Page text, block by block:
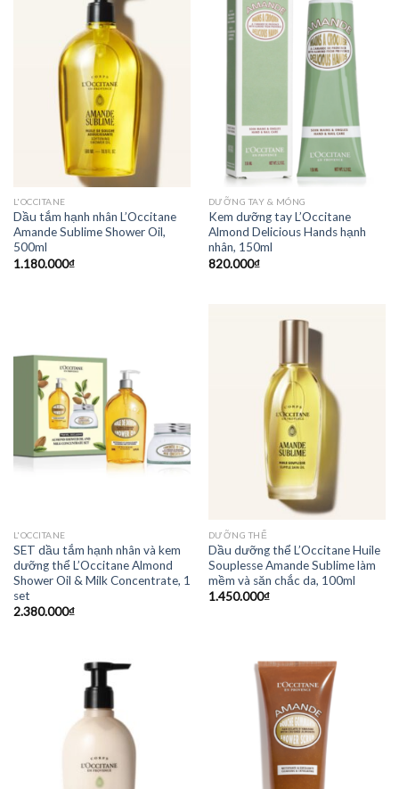
L'OCCITANE
Dầu tắm hạnh nhân L’Occitane
Amande Sublime Shower Oil,
500ml
1.180.000₫
DƯỠNG TAY & MÓNG
Kem dưỡng tay L’Occitane
Almond Delicious Hands hạnh
nhân, 150ml
820.000₫
L'OCCITANE
SET dầu tắm hạnh nhân và kem
dưỡng thể L’Occitane Almond
Shower Oil & Milk Concentrate, 1
set
2.380.000₫
DƯỠNG THỂ
Dầu dưỡng thể L’Occitane Huile
Souplesse Amande Sublime làm
mềm và săn chắc da, 100ml
1.450.000₫